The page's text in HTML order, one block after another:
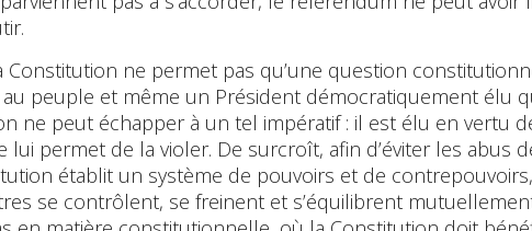
Constitution ne permet pas qu’une question
peuple et même un Président démocratiquement élu
ne peut échapper à un tel impératif : il est élu en vertu
lui permet de la violer. De surcroît, afin d’éviter les abus
établit un système de pouvoirs et de
se contrôlent, se freinent et s’équilibrent